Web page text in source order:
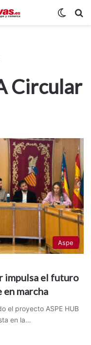
Circular
Aspe
impulsa el futuro
marcha
el proyecto ASPE HUB
en la…